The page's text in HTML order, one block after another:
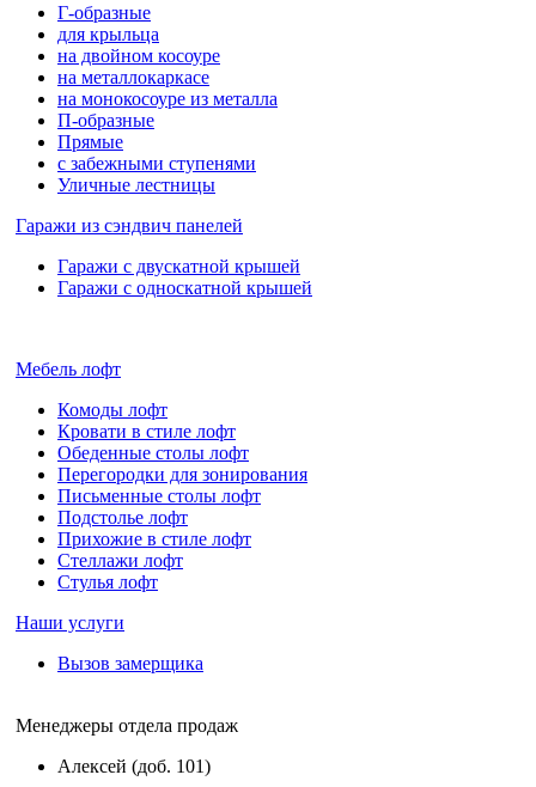
Г-образные
для крыльца
на двойном косоуре
на металлокаркасе
на монокосоуре из металла
П-образные
Прямые
с забежными ступенями
Уличные лестницы
Гаражи из сэндвич панелей
Гаражи с двускатной крышей
Гаражи с односкатной крышей
Мебель лофт
Комоды лофт
Кровати в стиле лофт
Обеденные столы лофт
Перегородки для зонирования
Письменные столы лофт
Подстолье лофт
Прихожие в стиле лофт
Стеллажи лофт
Стулья лофт
Наши услуги
Вызов замерщика
Менеджеры отдела продаж
Алексей (доб. 101)